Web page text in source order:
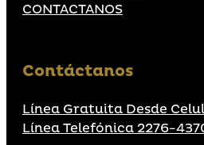
CONTACTANOS
Contáctanos
Línea Gratuita Desde
Línea Telefónica 2276-